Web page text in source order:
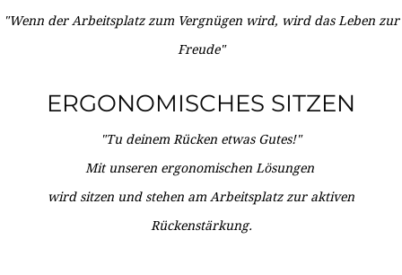
"Wenn der Arbeitsplatz zum Vergnügen wird, wird das Leben zur
Freude"
ERGONOMISCHES SITZEN
"Tu deinem Rücken etwas Gutes!"
Mit unseren ergonomischen Lösungen
wird sitzen und stehen am Arbeitsplatz zur aktiven
Rückenstärkung.